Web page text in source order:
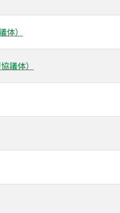
）
議体）